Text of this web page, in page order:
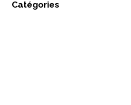
Catégories